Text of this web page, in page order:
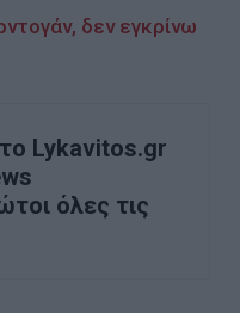
δεν εγκρίνω
Lykavitos.gr
όλες τις